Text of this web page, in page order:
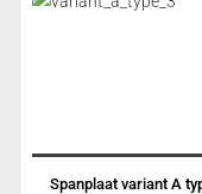
Spanplaat variant A